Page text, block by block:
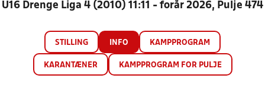
U16 Drenge Liga 4 (2010) 11:11 - forår 2026, Pulje 474
STILLING INFO KAMPPROGRAM
KARANTÆNER KAMPPROGRAM FOR PULJE